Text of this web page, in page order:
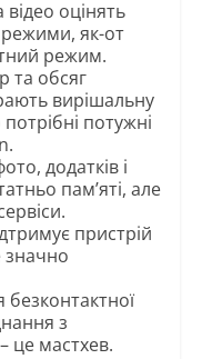
оцінять
режими, як-от
режим.
та обсяг
вирішальну
потужні
додатків і
пам’яті, але
пристрій
значно
безконтактної
з
це мастхев.